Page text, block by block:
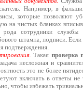
Например, в
которые позволяют
на чистых бланках
рода сотрудники службы
штампа, подписи.
подтверждения.
Такая проверка
несложная и
это не более
включать в ответы
чтобы избежать